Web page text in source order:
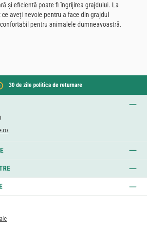
și eficientă poate fi îngrijirea grajdului. La
aveți nevoie pentru a face din grajdul
pentru animalele dumneavoastră.
30 de zile politica de returnare